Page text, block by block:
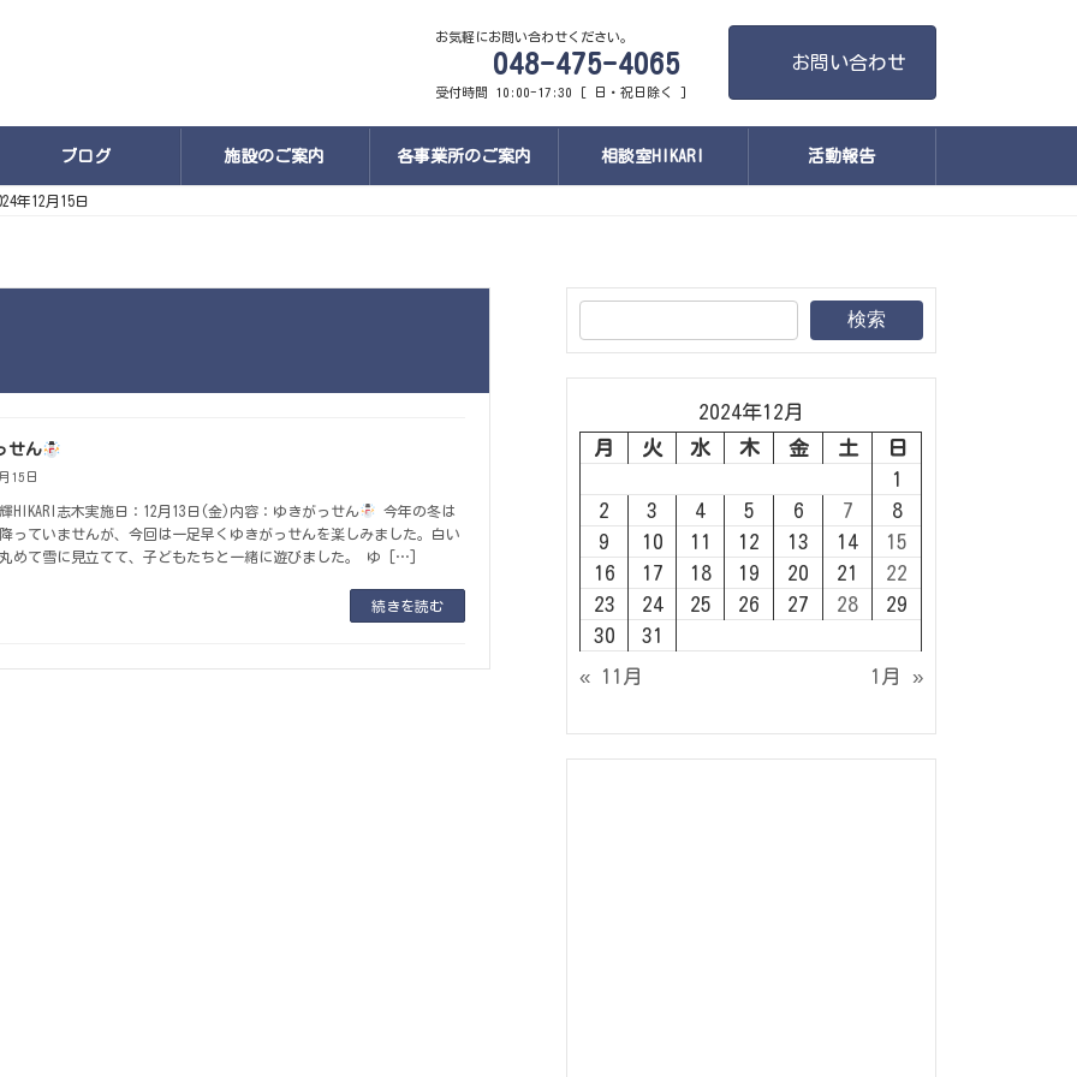
お気軽にお問い合わせください。
048-475-4065
受付時間 10:00-17:30 [ 日・祝日除く ]
お問い合わせ
ブログ 施設のご案内 各事業所のご案内 相談室HIKARI 活動報告
年12月15日
せん
15日
HIKARI志木実施日：12月13日(金)内容：ゆきがっせん
今年の冬は
っていませんが、今回は一足早くゆきがっせんを楽しみました。白い
めて雪に見立てて、子どもたちと一緒に遊びました。 ゆ […]
続きを読む
検索
2024年12月
月
火 水 木 金 土
日
1
2
3 4 5 6 7
8
9
10 11 12 13 14
15
16
17 18 19 20 21
22
23
24 25 26 27 28
29
30
31
« 11月
1月 »